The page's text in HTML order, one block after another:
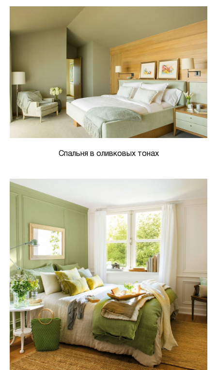
Спальня в оливковых тонах